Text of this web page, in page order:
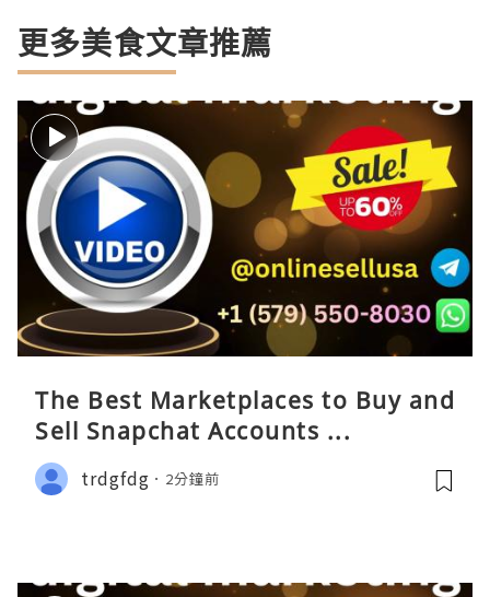
更多美食文章推薦
The Best Marketplaces to Buy and
Sell Snapchat Accounts ...
trdgfdg 2分鐘前